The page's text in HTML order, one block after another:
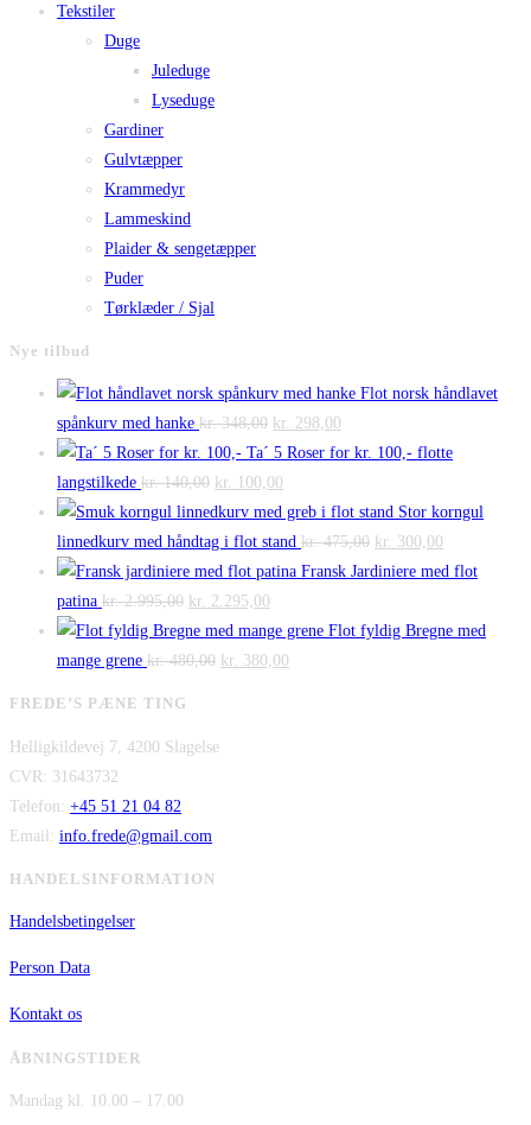
Tekstiler
Duge
Juleduge
Lyseduge
Gardiner
Gulvtæpper
Krammedyr
Lammeskind
Plaider & sengetæpper
Puder
Tørklæder / Sjal
Nye tilbud
Flot norsk håndlavet
spånkurv med hanke kr.348,00 Den
oprindelige
pris
var:
kr. 348,00.
kr. 298,00
aktuelle
er:
kr. 298,00.
Ta´ 5 Roser for kr. 100,- flotte
langstilkede kr.140,00 Den
oprindelige
pris
var:
kr. 140,00.
kr. 100,00
aktuelle
pris
er:
Stor korngul
linnedkurv med håndtag i flot stand kr.475,00 Den
oprindelige
var:
kr. 300,00
aktuelle
er:
Fransk Jardiniere med flot
patina kr.2.995,00 Den
oprindelige
pris
kr. 2.295,00
aktuelle
pris
Flot fyldig Bregne med
mange grene kr.480,00 Den
kr. 380,00
FREDE’S PÆNE TING
Helligkildevej 7, 4200 Slagelse
CVR: 31643732
Telefon: +45 51 21 04 82
Email: info.frede@gmail.com
HANDELSINFORMATION
Handelsbetingelser
Person Data
Kontakt os
ÅBNINGSTIDER
Mandag kl. 10.00 – 17.00